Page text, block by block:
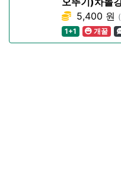
5,400 원
1+1
개꿀